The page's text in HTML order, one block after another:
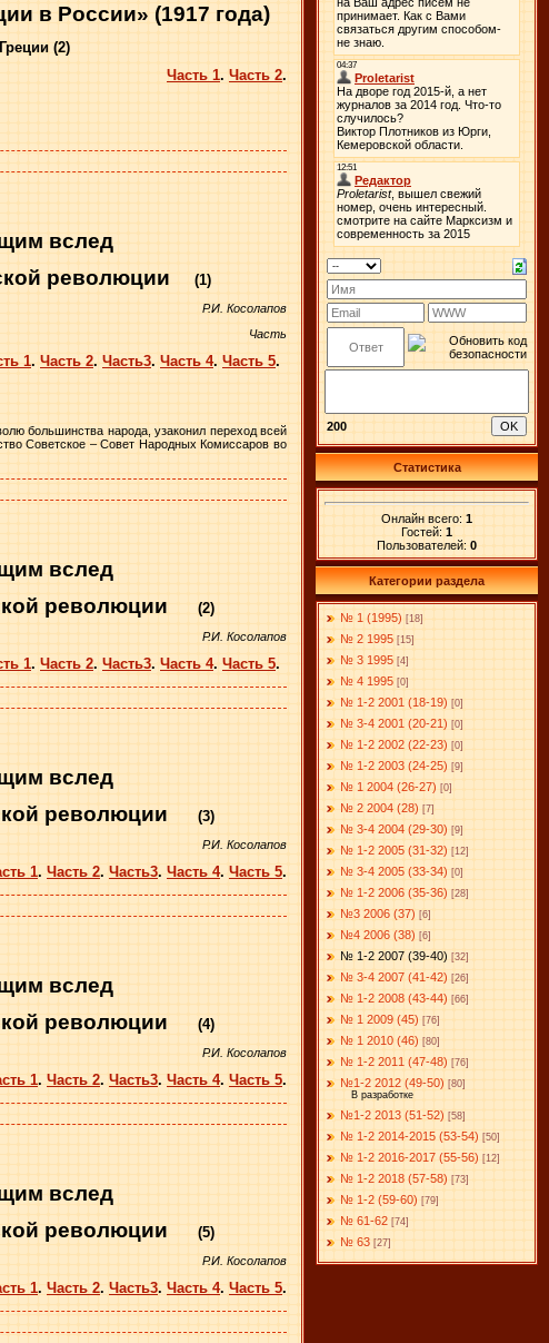
в России» (1917 года)
(2)
Часть 1. Часть 2.
вслед
революции
(1)
Р.И. Косолапов
Часть
1. Часть 2. Часть3. Часть 4. Часть 5.
большинства народа, узаконил переход всей
Советское – Совет Народных Комиссаров во
вслед
революции
(2)
Р.И. Косолапов
1. Часть 2. Часть3. Часть 4. Часть 5.
вслед
революции
(3)
Р.И. Косолапов
1. Часть 2. Часть3. Часть 4. Часть 5.
вслед
революции
(4)
Р.И. Косолапов
1. Часть 2. Часть3. Часть 4. Часть 5.
вслед
революции
(5)
Р.И. Косолапов
1. Часть 2. Часть3. Часть 4. Часть 5.
200
Статистика
Онлайн всего: 1
Гостей: 1
Пользователей: 0
Категории раздела
№ 1 (1995) [18]
№ 2 1995 [15]
№ 3 1995 [4]
№ 4 1995 [0]
№ 1-2 2001 (18-19) [0]
№ 3-4 2001 (20-21) [0]
№ 1-2 2002 (22-23) [0]
№ 1-2 2003 (24-25) [9]
№ 1 2004 (26-27) [0]
№ 2 2004 (28) [7]
№ 3-4 2004 (29-30) [9]
№ 1-2 2005 (31-32) [12]
№ 3-4 2005 (33-34) [0]
№ 1-2 2006 (35-36) [28]
№3 2006 (37) [6]
№4 2006 (38) [6]
№ 1-2 2007 (39-40) [32]
№ 3-4 2007 (41-42) [26]
№ 1-2 2008 (43-44) [66]
№ 1 2009 (45) [76]
№ 1 2010 (46) [80]
№ 1-2 2011 (47-48) [76]
№1-2 2012 (49-50) [80]
В разработке
№1-2 2013 (51-52) [58]
№ 1-2 2014-2015 (53-54) [50]
№ 1-2 2016-2017 (55-56) [12]
№ 1-2 2018 (57-58) [73]
№ 1-2 (59-60) [79]
№ 61-62 [74]
№ 63 [27]